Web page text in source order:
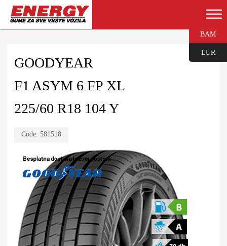
GOODYEAR
F1 ASYM 6 FP XL
225/60 R18 104 Y
Code: 581518
BAM
EUR